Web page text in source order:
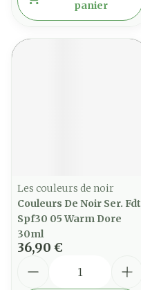
panier
Les couleurs de noir
Couleurs De Noir Ser. Fdt
Spf30 05 Warm Dore
30ml
36,90 €